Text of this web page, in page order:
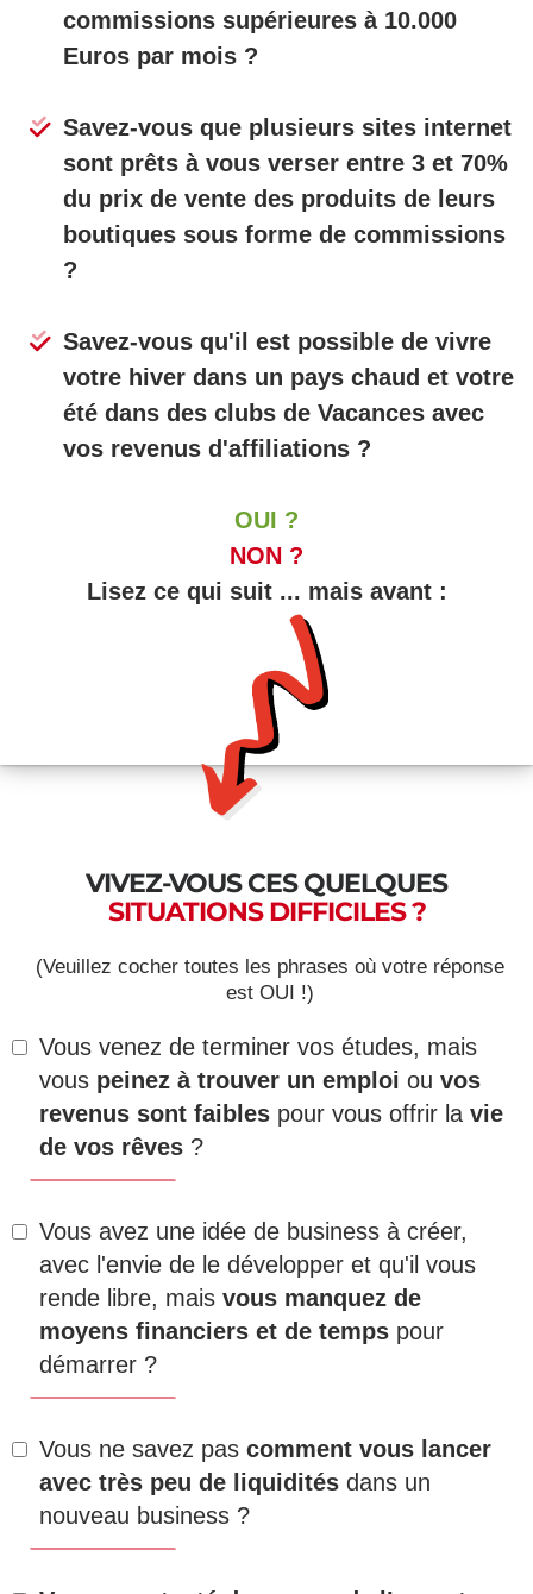
commissions supérieures à 10.000
Euros par mois ?
Savez-vous que plusieurs sites internet
sont prêts à vous verser entre 3 et 70%
du prix de vente des produits de leurs
boutiques sous forme de commissions
?
Savez-vous qu'il est possible de vivre
votre hiver dans un pays chaud et votre
été dans des clubs de Vacances avec
vos revenus d'affiliations ?
OUI ?
NON ?
Lisez ce qui suit ... mais avant :
VIVEZ-VOUS CES QUELQUES
SITUATIONS DIFFICILES ?
(Veuillez cocher toutes les phrases où votre réponse
est OUI !)
Vous venez de terminer vos études, mais
vous peinez à trouver un emploi ou vos
revenus sont faibles pour vous offrir la vie
de vos rêves ?
Vous avez une idée de business à créer,
avec l'envie de le développer et qu'il vous
rende libre, mais vous manquez de
moyens financiers et de temps pour
démarrer ?
Vous ne savez pas comment vous lancer
avec très peu de liquidités dans un
nouveau business ?